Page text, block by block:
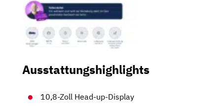
Ausstattungshighlights
10,8-Zoll Head-up-Display